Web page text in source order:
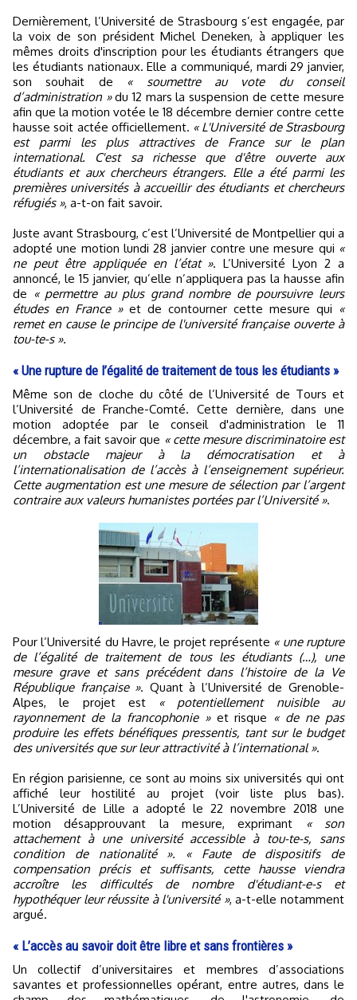
Dernièrement, l’Université de Strasbourg s’est engagée, par
la voix de son président Michel Deneken, à appliquer les
mêmes droits d'inscription pour les étudiants étrangers que
les étudiants nationaux. Elle a communiqué, mardi 29 janvier,
son souhait de « soumettre au vote du conseil
d’administration »du 12 mars la suspension de cette mesure
afin que la motion votée le 18 décembre dernier contre cette
hausse soit actée officiellement. « L'Université de Strasbourg
est parmi les plus attractives de France sur le plan
international. C'est sa richesse que d'être ouverte aux
étudiants et aux chercheurs étrangers. Elle a été parmi les
premières universités à accueillir des étudiants et chercheurs
réfugiés », a-t-on fait savoir.
Juste avant Strasbourg, c’est l’Université de Montpellier qui a
adopté une motion lundi 28 janvier contre une mesure qui «
ne peut être appliquée en l’état ». L’Université Lyon 2 a
annoncé, le 15 janvier, qu’elle n’appliquera pas la hausse afin
de « permettre au plus grand nombre de poursuivre leurs
études en France »et de contourner cette mesure qui «
remet en cause le principe de l'université française ouverte à
tou-te-s ».
« Une rupture de l’égalité de traitement de tous les étudiants »
Même son de cloche du côté de l’Université de Tours et
l’Université de Franche-Comté. Cette dernière, dans une
motion adoptée par le conseil d'administration le 11
décembre, a fait savoir que « cette mesure discriminatoire est
un obstacle majeur à la démocratisation et à
l’internationalisation de l’accès à l’enseignement supérieur.
Cette augmentation est une mesure de sélection par l’argent
contraire aux valeurs humanistes portées par l’Université ».
Pour l’Université du Havre, le projet représente « une rupture
de l’égalité de traitement de tous les étudiants (…), une
mesure grave et sans précédent dans l’histoire de la Ve
République française ». Quant à l’Université de Grenoble-
Alpes, le projet est « potentiellement nuisible au
rayonnement de la francophonie »et risque « de ne pas
produire les effets bénéfiques pressentis, tant sur le budget
des universités que sur leur attractivité à l’international ».
En région parisienne, ce sont au moins six universités qui ont
affiché leur hostilité au projet (voir liste plus bas).
L’Université de Lille a adopté le 22 novembre 2018 une
motion désapprouvant la mesure, exprimant
« son
attachement à une université accessible à tou-te-s, sans
condition de nationalité ». « Faute de dispositifs de
compensation précis et suffisants, cette hausse viendra
accroître les difficultés de nombre d'étudiant-e-s et
hypothéquer leur réussite à l'université », a-t-elle notamment
argué.
« L’accès au savoir doit être libre et sans frontières »
Un collectif d’universitaires et membres d’associations
savantes et professionnelles opérant, entre autres, dans le